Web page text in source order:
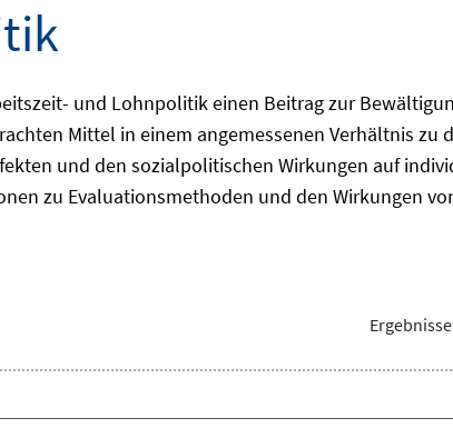
und Lohnpolitik einen Beitrag zur
Mittel in einem angemessenen Verhältnis zu
und den sozialpolitischen Wirkungen auf
zu Evaluationsmethoden und den Wirkungen